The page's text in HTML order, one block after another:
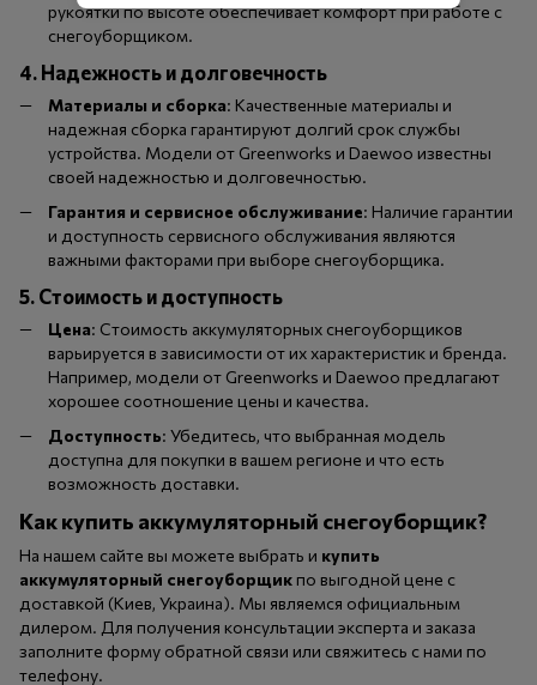
рукоятки по высоте обеспечивает комфорт при работе с
снегоуборщиком.
4. Надежность и долговечность
Материалы и сборка: Качественные материалы и
надежная сборка гарантируют долгий срок службы
устройства. Модели от Greenworks и Daewoo известны
своей надежностью и долговечностью.
Гарантия и сервисное обслуживание: Наличие гарантии
и доступность сервисного обслуживания являются
важными факторами при выборе снегоуборщика.
5. Стоимость и доступность
Цена: Стоимость аккумуляторных снегоуборщиков
варьируется в зависимости от их характеристик и бренда.
Например, модели от Greenworks и Daewoo предлагают
хорошее соотношение цены и качества.
Доступность: Убедитесь, что выбранная модель
доступна для покупки в вашем регионе и что есть
возможность доставки.
Как купить аккумуляторный снегоуборщик?
На нашем сайте вы можете выбрать и купить
аккумуляторный снегоуборщикпо выгодной цене с
доставкой (Киев, Украина). Мы являемся официальным
дилером. Для получения консультации эксперта и заказа
заполните форму обратной связи или свяжитесь с нами по
телефону.